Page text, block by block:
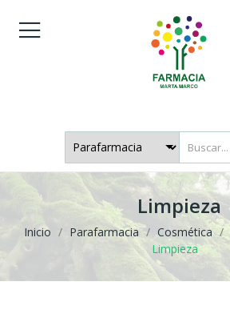
Limpieza
Inicio Parafarmacia Cosmética
Limpieza